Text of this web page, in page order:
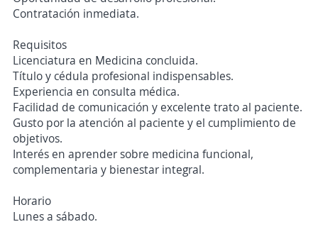
Contratación inmediata.
Requisitos
Licenciatura en Medicina concluida.
Título y cédula profesional indispensables.
Experiencia en consulta médica.
Facilidad de comunicación y excelente trato al paciente.
Gusto por la atención al paciente y el cumplimiento de
objetivos.
Interés en aprender sobre medicina funcional,
complementaria y bienestar integral.
Horario
Lunes a sábado.